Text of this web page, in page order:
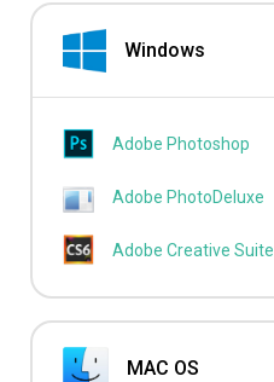
Windows
Adobe Photoshop
Adobe PhotoDeluxe
Adobe Creative Suite
MAC OS